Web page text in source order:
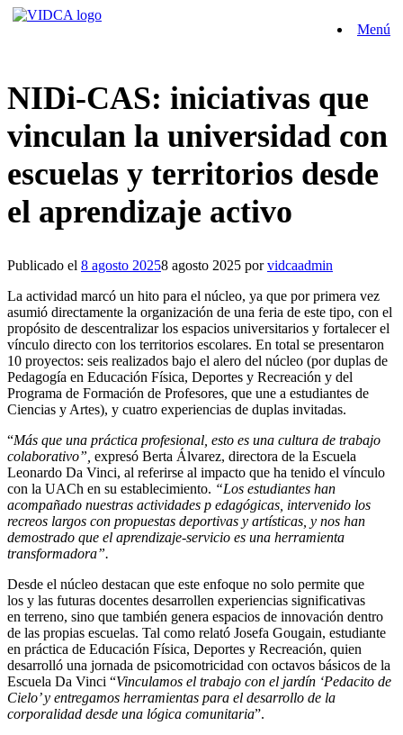
Saltar
Menú
NIDi-CAS: iniciativas que
vinculan la universidad con
escuelas y territorios desde
el aprendizaje activo
Publicado el 8 agosto 20258 agosto 2025 porvidcaadmin
La actividad marcó un hito para el núcleo, ya que por primera vez
asumió directamente la organización de una feria de este tipo, con el
propósito de descentralizar los espacios universitarios y fortalecer el
vínculo directo con los territorios escolares. En total se presentaron
10 proyectos: seis realizados bajo el alero del núcleo (por duplas de
Pedagogía en Educación Física, Deportes y Recreación y del
Programa de Formación de Profesores, que une a estudiantes de
Ciencias y Artes), y cuatro experiencias de duplas invitadas.
“Más que una práctica profesional, esto es una cultura de trabajo
colaborativo”, expresó Berta Álvarez, directora de la Escuela
Leonardo Da Vinci, al referirse al impacto que ha tenido el vínculo
con la UACh en su establecimiento. “Los estudiantes han
acompañado nuestras actividades p edagógicas, intervenido los
recreos largos con propuestas deportivas y artísticas, y nos han
demostrado que el aprendizaje-servicio es una herramienta
transformadora”.
Desde el núcleo destacan que este enfoque no solo permite que
los y las futuras docentes desarrollen experiencias significativas
en terreno, sino que también genera espacios de innovación dentro
de las propias escuelas. Tal como relató Josefa Gougain, estudiante
en práctica de Educación Física, Deportes y Recreación, quien
desarrolló una jornada de psicomotricidad con octavos básicos de la
Escuela Da Vinci “Vinculamos el trabajo con el jardín ‘Pedacito de
Cielo’ y entregamos herramientas para el desarrollo de la
corporalidad desde una lógica comunitaria”.